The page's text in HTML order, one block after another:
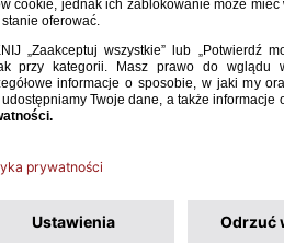
Patricka Stachowa z Arsenalu
U-16 powołany został
prowadzona przez selekcjonera
turnieju w hiszpańskim Salou
oraz Marokiem (18 listopada).